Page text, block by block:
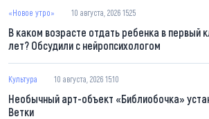
«Новое утро» 10 августа, 2026 15:25
В каком возрасте отдать ребенка в первый
лет? Обсудили с нейропсихологом
Культура 10 августа, 2026 15:10
Необычный арт-объект «Библиобочка»
Ветки